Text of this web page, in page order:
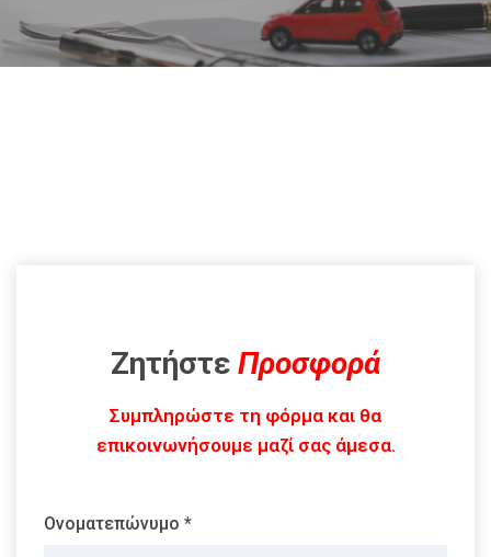
Ζητήστε Προσφορά
Συμπληρώστε τη φόρμα και θα
επικοινωνήσουμε μαζί σας άμεσα.
Ονοματεπώνυμο *